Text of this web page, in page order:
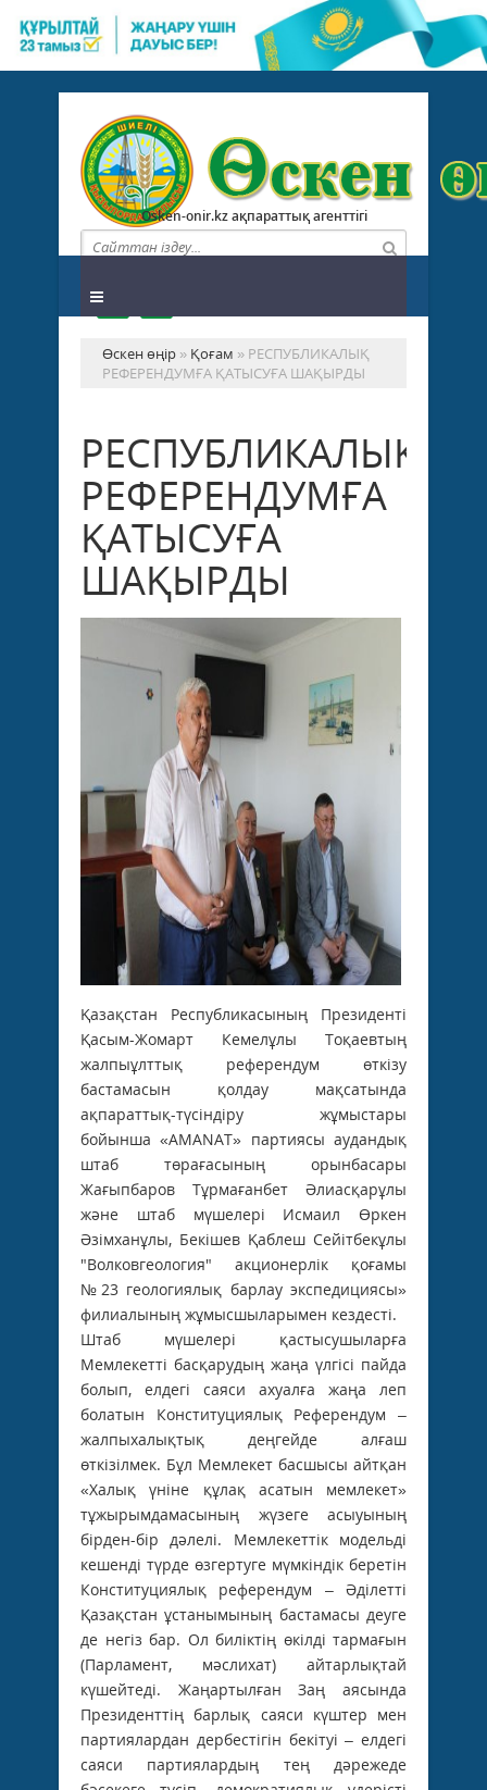
Osken-onir.kz ақпараттық агенттігі
Өскен өңір » Қоғам » РЕСПУБЛИКАЛЫҚ
РЕФЕРЕНДУМҒА ҚАТЫСУҒА ШАҚЫРДЫ
РЕСПУБЛИКАЛЫҚ
РЕФЕРЕНДУМҒА
ҚАТЫСУҒА
ШАҚЫРДЫ
Қазақстан Республикасының Президенті
Қасым-Жомарт Кемелұлы Тоқаевтың
жалпыұлттық референдум өткізу
бастамасын қолдау мақсатында
ақпараттық-түсіндіру жұмыстары
бойынша «AMANAT» партиясы аудандық
штаб төрағасының орынбасары
Жағыпбаров Тұрмағанбет Әлиасқарұлы
және штаб мүшелері Исмаил Өркен
Әзімханұлы, Бекішев Қаблеш Сейітбекұлы
"Волковгеология" акционерлік қоғамы
№23 геологиялық барлау экспедициясы»
филиалының жұмысшыларымен кездесті.
Штаб мүшелері қастысушыларға
Мемлекетті басқарудың жаңа үлгісі пайда
болып, елдегі саяси ахуалға жаңа леп
болатын Конституциялық Референдум –
жалпыхалықтық деңгейде алғаш
өткізілмек. Бұл Мемлекет басшысы айтқан
«Халық үніне құлақ асатын мемлекет»
тұжырымдамасының жүзеге асыуының
бірден-бір дәлелі. Мемлекеттік модельді
кешенді түрде өзгертуге мүмкіндік беретін
Конституциялық референдум – Әділетті
Қазақстан ұстанымының бастамасы деуге
де негіз бар. Ол биліктің өкілді тармағын
(Парламент, мәслихат) айтарлықтай
күшейтеді. Жаңартылған Заң аясында
Президенттің барлық саяси күштер мен
партиялардан дербестігін бекітуі – елдегі
саяси партиялардың тең дәрежеде